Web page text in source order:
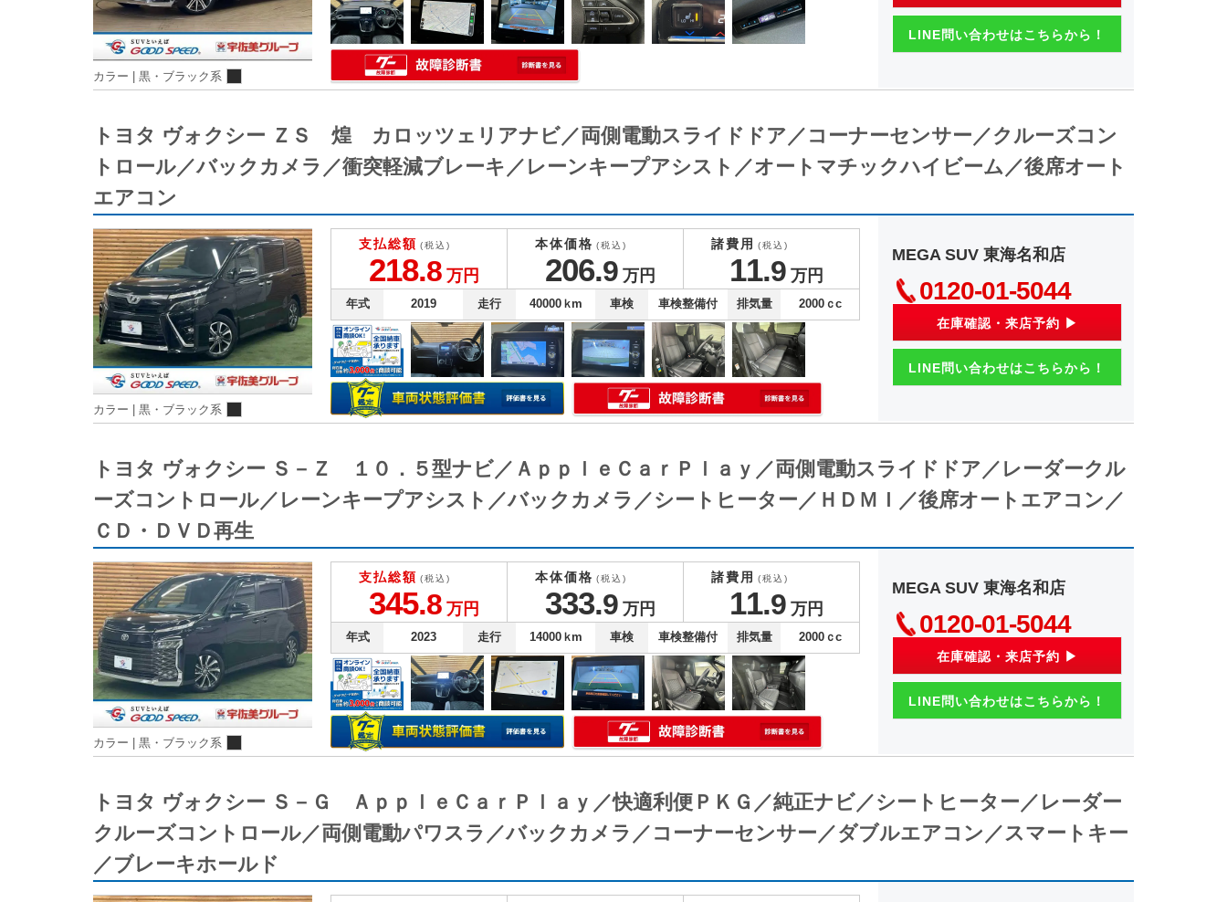
カラー | 黒・ブラック系
LINE問い合わせはこちらから！
トヨタ ヴォクシー ＺＳ 煌 カロッツェリアナビ／両側電動スライドドア／コーナーセンサー／クルーズコン
トロール／バックカメラ／衝突軽減ブレーキ／レーンキープアシスト／オートマチックハイビーム／後席オート
エアコン
カラー | 黒・ブラック系
支払総額 (税込)
218.8 万円
本体価格 (税込)
206.9 万円
諸費用 (税込)
11.9 万円
年式 2019 走行 40000ｋm 車検 車検整備付 排気量 2000 ｃc
MEGA SUV 東海名和店
0120-01-5044
在庫確認・来店予約 ▶
LINE問い合わせはこちらから！
トヨタ ヴォクシー Ｓ－Ｚ １０．５型ナビ／ＡｐｐｌｅＣａｒＰｌａｙ／両側電動スライドドア／レーダークル
ーズコントロール／レーンキープアシスト／バックカメラ／シートヒーター／ＨＤＭＩ／後席オートエアコン／
ＣＤ・ＤＶＤ再生
カラー | 黒・ブラック系
支払総額 (税込)
345.8 万円
本体価格 (税込)
333.9 万円
諸費用 (税込)
11.9 万円
年式 2023 走行 14000ｋm 車検 車検整備付 排気量 2000 ｃc
MEGA SUV 東海名和店
0120-01-5044
在庫確認・来店予約 ▶
LINE問い合わせはこちらから！
トヨタ ヴォクシー Ｓ－Ｇ ＡｐｐｌｅＣａｒＰｌａｙ／快適利便ＰＫＧ／純正ナビ／シートヒーター／レーダー
クルーズコントロール／両側電動パワスラ／バックカメラ／コーナーセンサー／ダブルエアコン／スマートキー
／ブレーキホールド